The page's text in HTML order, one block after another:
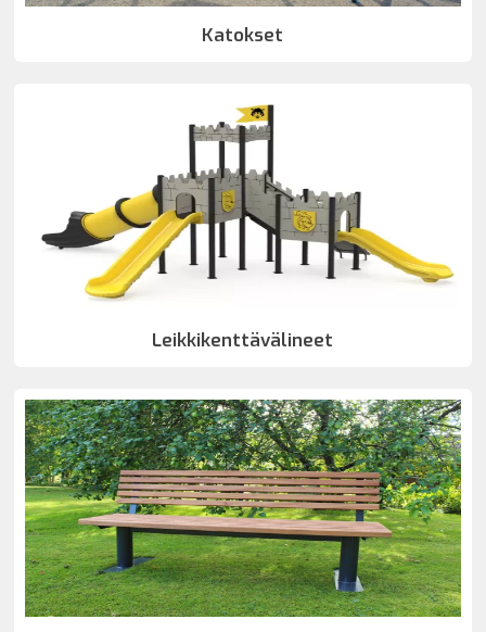
Katokset
Leikkikenttävälineet